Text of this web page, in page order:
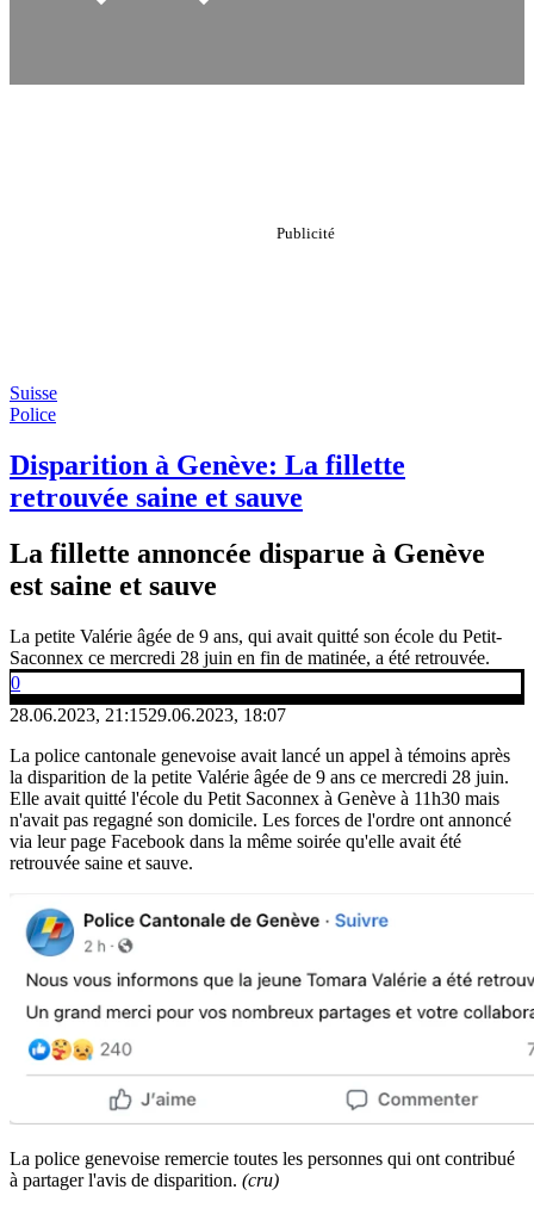
Suisse
Police
Disparition à Genève: La fillette
retrouvée saine et sauve
La fillette annoncée disparue à Genève
est saine et sauve
La petite Valérie âgée de 9 ans, qui avait quitté son école du Petit-
Saconnex ce mercredi 28 juin en fin de matinée, a été retrouvée.
0
28.06.2023, 21:1529.06.2023, 18:07
La police cantonale genevoise avait lancé un appel à témoins après
la disparition de la petite Valérie âgée de 9 ans ce mercredi 28 juin.
Elle avait quitté l'école du Petit Saconnex à Genève à 11h30 mais
n'avait pas regagné son domicile. Les forces de l'ordre ont annoncé
via leur page Facebook dans la même soirée qu'elle avait été
retrouvée saine et sauve.
La police genevoise remercie toutes les personnes qui ont contribué
à partager l'avis de disparition. (cru)